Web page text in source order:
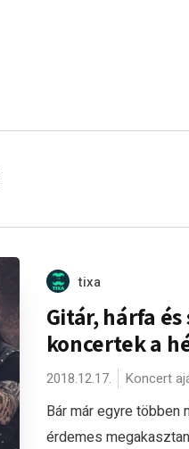
tixa
Gitár, hárfa
koncertek a
2018.12.17. Koncert
Bár már egyre többen
érdemes